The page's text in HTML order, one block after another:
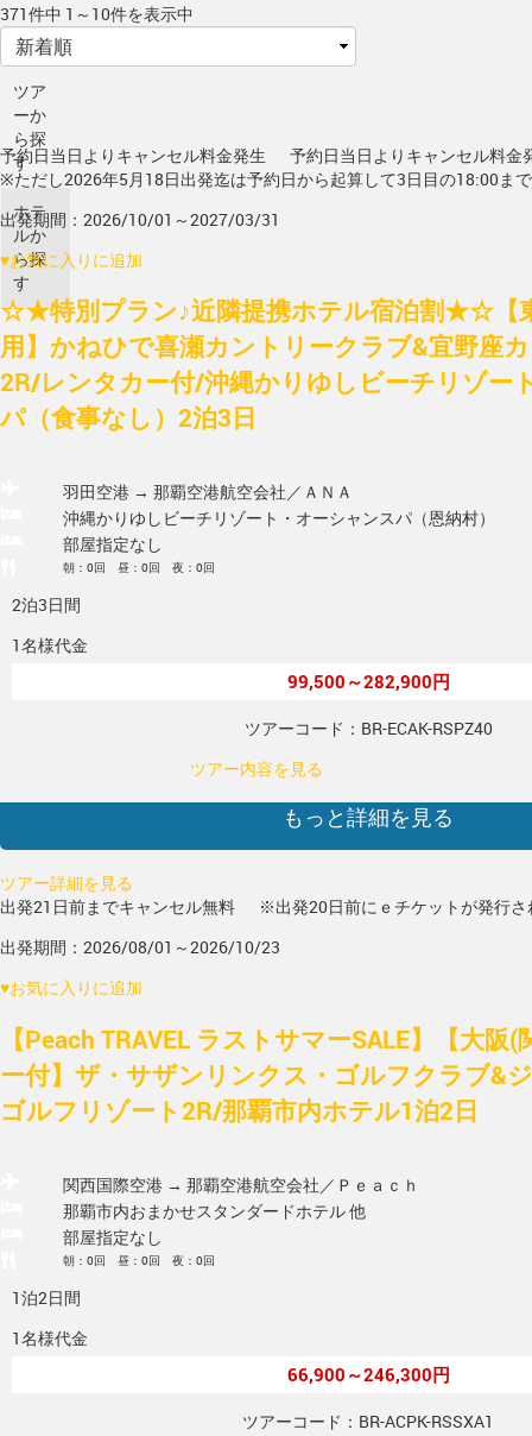
371件中 1～10件を表示中
ツア
ーか
ら探
す
ホテ
ルか
ら探
す
予約日当日よりキャンセル料金発生
予約日当日よりキャンセル料金
※ただし2026年5月18日出発迄は予約日から起算して3日目の18:00ま
出発期間：2026/10/01～2027/03/31
♥お気に入りに追加
☆★特別プラン♪近隣提携ホテル宿泊割★☆【
用】かねひで喜瀬カントリークラブ&宜野座
2R/レンタカー付/沖縄かりゆしビーチリゾー
パ（食事なし）2泊3日
羽田空港 → 那覇空港航空会社／ＡＮＡ
沖縄かりゆしビーチリゾート・オーシャンスパ（恩納村）
部屋指定なし
朝：0回 昼：0回 夜：0回
2泊3日間
1名様代金
99,500～282,900円
ツアーコード：BR-ECAK-RSPZ40
ツアー内容を見る
もっと詳細を見る
ツアー詳細を見る
出発21日前までキャンセル無料
※出発20日前にｅチケットが発行さ
出発期間：2026/08/01～2026/10/23
♥お気に入りに追加
【Peach TRAVEL ラストサマーSALE】【大
ー付】ザ・サザンリンクス・ゴルフクラブ&
ゴルフリゾート2R/那覇市内ホテル1泊2日
関西国際空港 → 那覇空港航空会社／Ｐｅａｃｈ
那覇市内おまかせスタンダードホテル 他
部屋指定なし
朝：0回 昼：0回 夜：0回
1泊2日間
1名様代金
66,900～246,300円
ツアーコード：BR-ACPK-RSSXA1